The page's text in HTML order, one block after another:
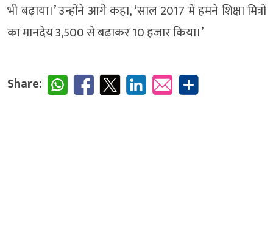
भी बढ़ाया।’ उन्होंने आगे कहा, ‘साल 2017 में हमने शिक्षा मित्रों
का मानदेय 3,500 से बढ़ाकर 10 हजार किया।’
Share: